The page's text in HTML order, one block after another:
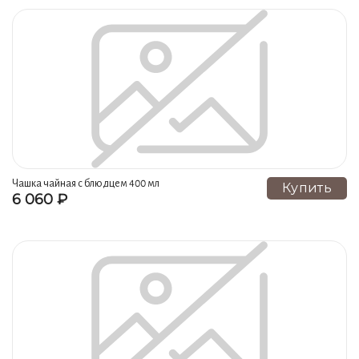
Чашка чайная с блюдцем 400 мл
кружево весенний сад
6 060 ₽
Купить